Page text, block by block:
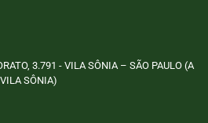
3.791 - VILA SÔNIA – SÃO PAULO (A
SÔNIA)